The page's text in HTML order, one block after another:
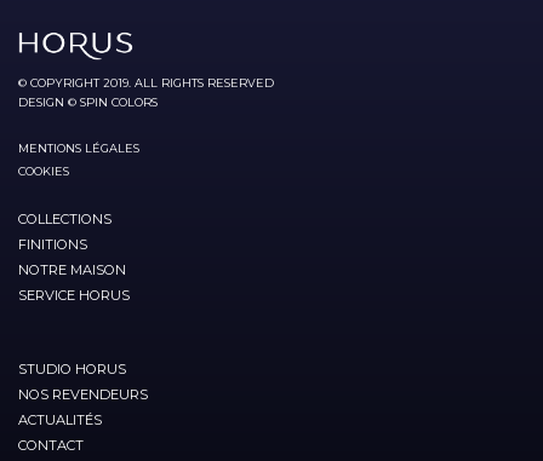
© COPYRIGHT 2019. ALL RIGHTS RESERVED
DESIGN © SPIN COLORS
MENTIONS LÉGALES
COOKIES
COLLECTIONS
FINITIONS
NOTRE MAISON
SERVICE HORUS
STUDIO HORUS
NOS REVENDEURS
ACTUALITÉS
CONTACT